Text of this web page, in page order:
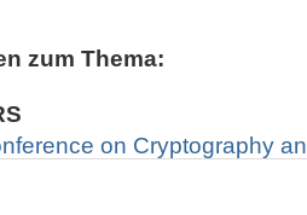
zum Thema:
on Cryptography